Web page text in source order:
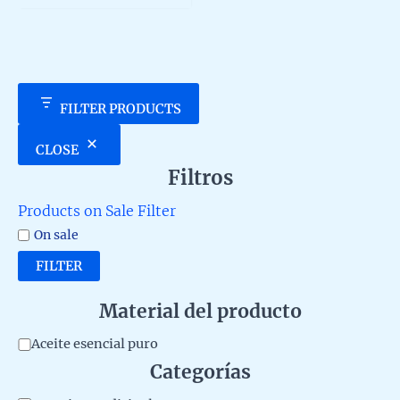
FILTER PRODUCTS
CLOSE
Filtros
Products on Sale Filter
On sale
FILTER
Material del producto
M
t
Aceite esencial puro
Categorías